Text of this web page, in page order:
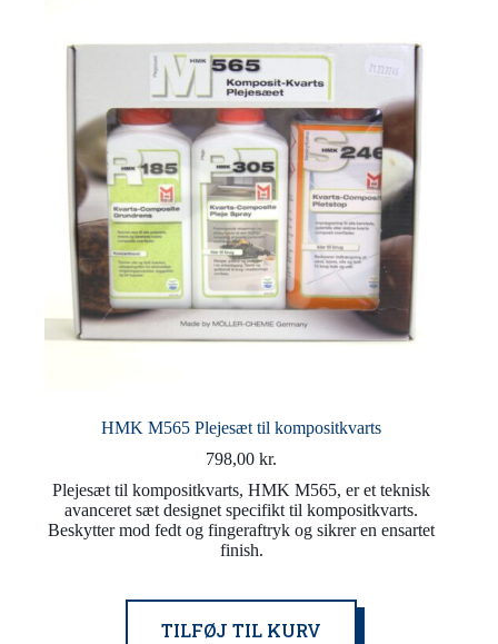
HMK M565 Plejesæt til kompositkvarts
798,00kr.
Plejesæt til kompositkvarts, HMK M565, er et teknisk
avanceret sæt designet specifikt til kompositkvarts.
Beskytter mod fedt og fingeraftryk og sikrer en ensartet
finish.
TILFØJ TIL KURV